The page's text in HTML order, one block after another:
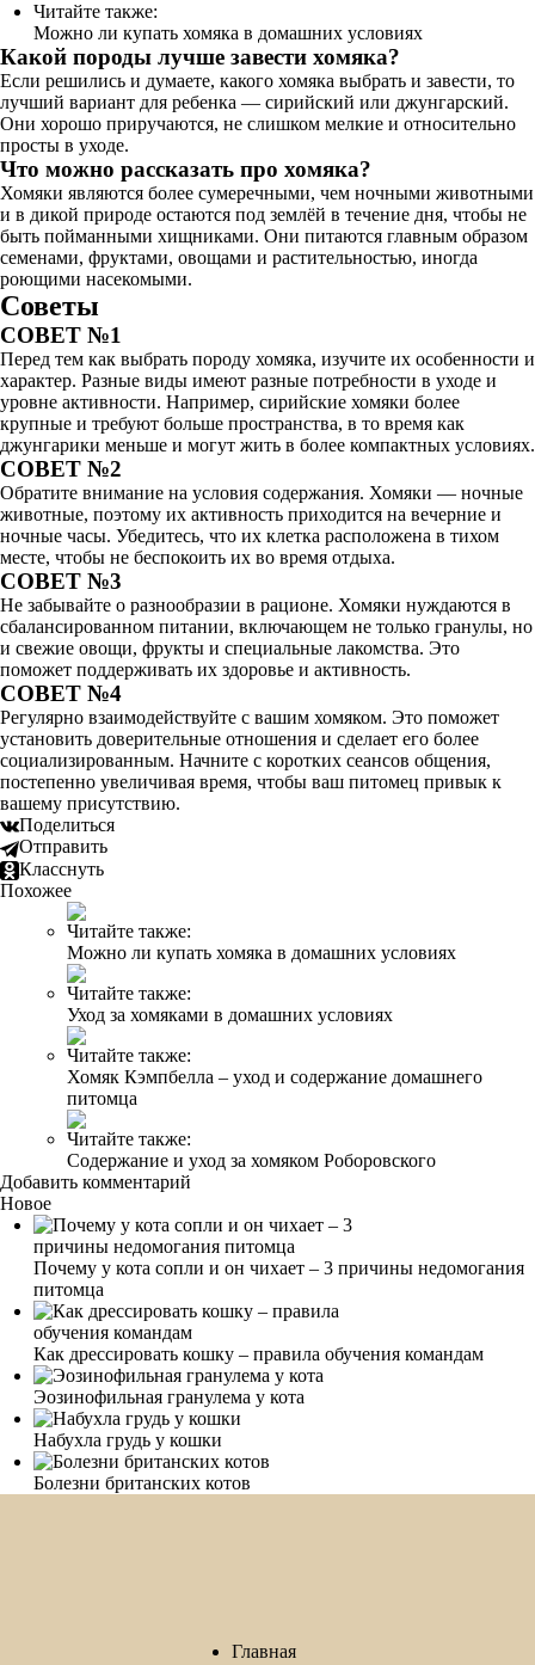
Читайте также:
Можно ли купать хомяка в домашних условиях
Какой породы лучше завести хомяка?
Если решились и думаете, какого хомяка выбрать и завести, то
лучший вариант для ребенка — сирийский или джунгарский.
Они хорошо приручаются, не слишком мелкие и относительно
просты в уходе.
Что можно рассказать про хомяка?
Хомяки являются более сумеречными, чем ночными животными
и в дикой природе остаются под землёй в течение дня, чтобы не
быть пойманными хищниками. Они питаются главным образом
семенами, фруктами, овощами и растительностью, иногда
роющими насекомыми.
Советы
СОВЕТ №1
Перед тем как выбрать породу хомяка, изучите их особенности и
характер. Разные виды имеют разные потребности в уходе и
уровне активности. Например, сирийские хомяки более
крупные и требуют больше пространства, в то время как
джунгарики меньше и могут жить в более компактных условиях.
СОВЕТ №2
Обратите внимание на условия содержания. Хомяки — ночные
животные, поэтому их активность приходится на вечерние и
ночные часы. Убедитесь, что их клетка расположена в тихом
месте, чтобы не беспокоить их во время отдыха.
СОВЕТ №3
Не забывайте о разнообразии в рационе. Хомяки нуждаются в
сбалансированном питании, включающем не только гранулы, но
и свежие овощи, фрукты и специальные лакомства. Это
поможет поддерживать их здоровье и активность.
СОВЕТ №4
Регулярно взаимодействуйте с вашим хомяком. Это поможет
установить доверительные отношения и сделает его более
социализированным. Начните с коротких сеансов общения,
постепенно увеличивая время, чтобы ваш питомец привык к
вашему присутствию.
Поделиться
Отправить
Класснуть
Похожее
Читайте также:
Можно ли купать хомяка в домашних условиях
Читайте также:
Уход за хомяками в домашних условиях
Читайте также:
Хомяк Кэмпбелла – уход и содержание домашнего
питомца
Читайте также:
Содержание и уход за хомяком Роборовского
Добавить комментарий
Новое
Почему у кота сопли и он чихает – 3 причины недомогания
питомца
Как дрессировать кошку – правила обучения командам
Эозинофильная гранулема у кота
Набухла грудь у кошки
Болезни британских котов
Главная